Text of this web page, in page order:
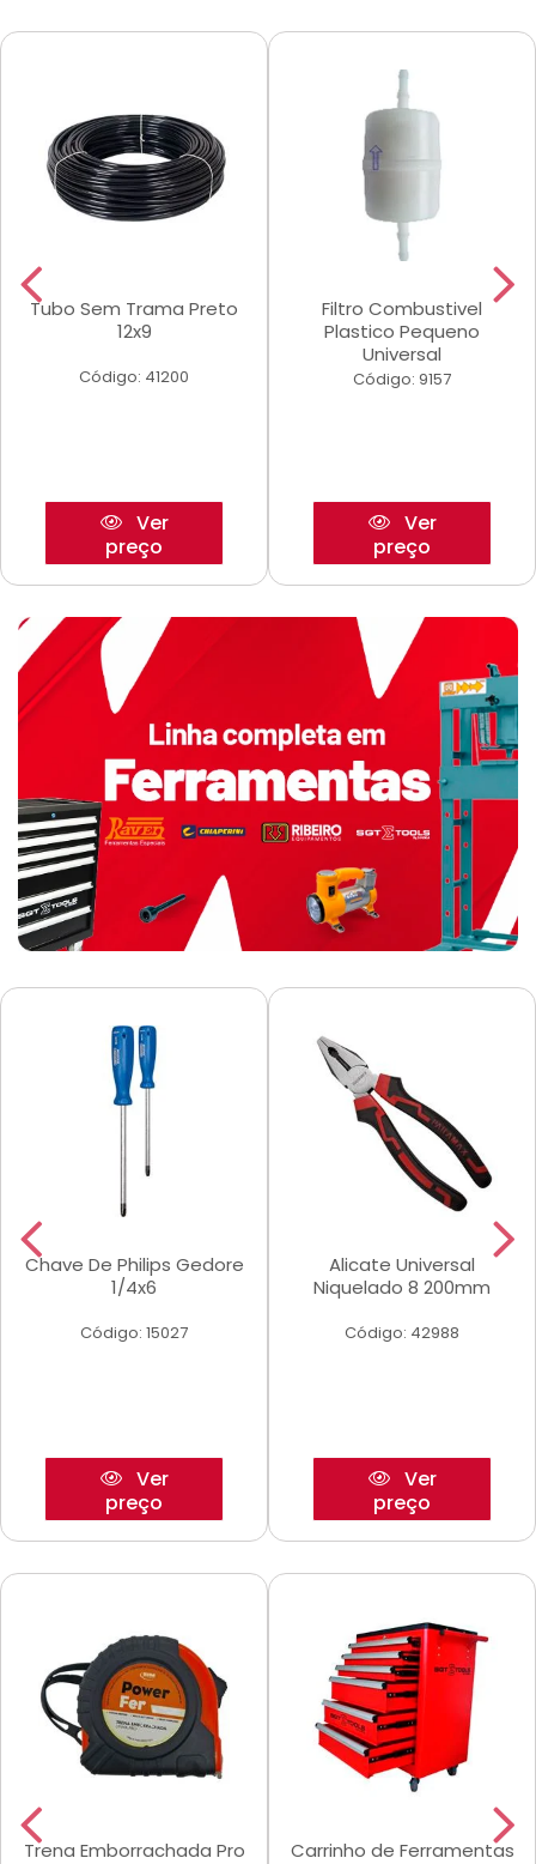
Tubo Sem Trama Preto
12x9
Código: 41200
Ver
preço
Filtro Combustivel
Plastico Pequeno
Universal
Código: 9157
Ver
preço
Chave De Philips Gedore
1/4x6
Código: 15027
Ver
preço
Alicate Universal
Niquelado 8 200mm
Código: 42988
Ver
preço
Trena Emborrachada Pro
Carrinho de Ferramentas